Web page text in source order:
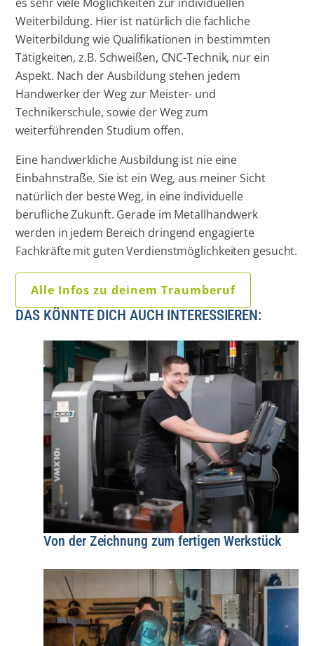
Weiterbildung. Hier ist natürlich die fachliche
Weiterbildung wie Qualifikationen in bestimmten
Tätigkeiten, z.B. Schweißen, CNC-Technik, nur ein
Aspekt. Nach der Ausbildung stehen jedem
Handwerker der Weg zur Meister- und
Technikerschule, sowie der Weg zum
weiterführenden Studium offen.
Eine handwerkliche Ausbildung ist nie eine
Einbahnstraße. Sie ist ein Weg, aus meiner Sicht
natürlich der beste Weg, in eine individuelle
berufliche Zukunft. Gerade im Metallhandwerk
werden in jedem Bereich dringend engagierte
Fachkräfte mit guten Verdienstmöglichkeiten gesucht.
Alle Infos zu deinem Traumberuf
DAS KÖNNTE DICH AUCH INTERESSIEREN:
Von der Zeichnung zum fertigen Werkstück